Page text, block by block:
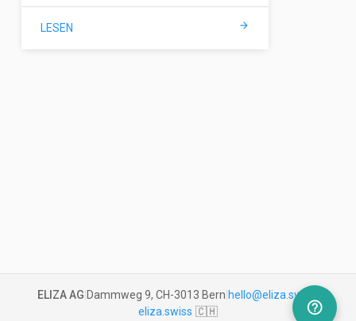
LESEN arrow_forward
ELIZA AG Dammweg 9, CH-3013 Bern hello@eliza.swiss
eliza.swiss 🇨🇭 help_outline